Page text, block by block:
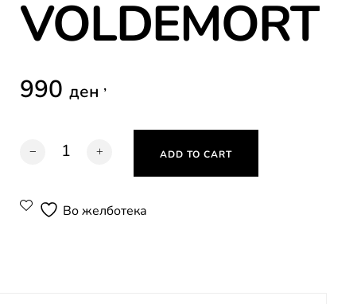
VOLDEMORT
990 ден ,
HARRY POTTER PUZZLE HARRY VS VOLDEMORT quantity
ADD TO CART
Во желботека